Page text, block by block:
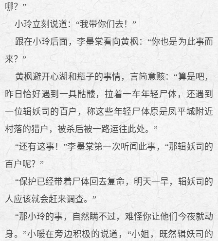
哪？”
小玲立刻说道：“我带你们去！”
跟在小玲后面，李墨棠看向黄枫：“你也是为此事而
来？”
黄枫避开心湖和瓶子的事情，言简意赅：“算是吧，
昨日恰好遇到一具骷髅，拉着一车年轻尸体，还遇到
一位辑妖司的百户，称这些年轻尸体原是凤平城附近
村落的猎户，被杀后被一路运往此处。”
“还有这事！”李墨棠第一次听闻此事，“那辑妖司的
百户呢？”
“保护已经带着尸体回去复命，明天一早，辑妖司的
人应该就会赶来调查。”
“那小玲的事，自然瞒不过，难怪你让他们今夜就动
身。”小暖在旁边积极的说道，“小姐，既然辑妖司的